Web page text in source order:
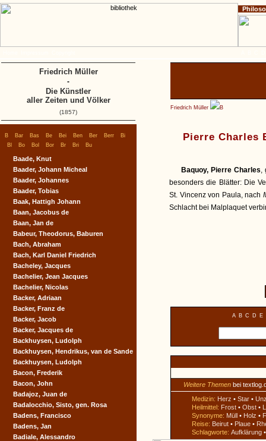
Friedrich Müller B
Pierre Charles
Baquoy, Pierre Charles,
besonders die Blätter: Die
St. Vincenz von Paula, nach
Schlacht bei Malplaquet
A B C D E
Weitere Themen bei
Medizin: Herz • Star •
Heilmittel: Frost • Obst •
Synonyme: Müll • Holz •
Reise: Beirut • Plaue •
Schlagworte: Aufklärung
B Bar Bas Be Bei Ben Ber Berr Bi
Bl Bo Bol Bor Br Bri Bu
Baade, Knut
Baader, Johann Micheal
Baader, Johannes
Baader, Tobias
Baak, Hattigh Johann
Baan, Jacobus de
Baan, Jan de
Babeur, Theodorus, Baburen
Bach, Abraham
Bach, Karl Daniel Friedrich
Bacheley, Jacques
Bachelier, Jean Jacques
Bachelier, Nicolas
Backer, Adriaan
Backer, Franz de
Backer, Jacob
Backer, Jacques de
Backhuysen, Ludolph
Backhuysen, Hendrikus, van de Sande
Backhuysen, Ludolph
Bacon, Frederik
Bacon, John
Badajoz, Juan de
Badalocchio, Sisto, gen. Rosa
Badens, Francisco
Badens, Jan
Badiale, Alessandro
Friedrich Müller
-
Die Künstler
aller Zeiten und Völker
(1857)